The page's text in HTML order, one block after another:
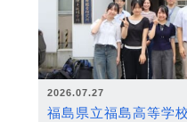
2026.07.27
福島県立福島高等学